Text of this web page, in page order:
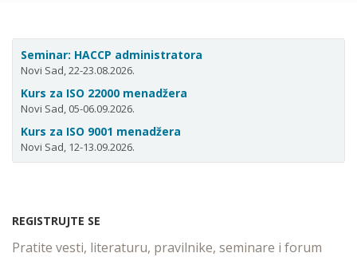
Seminar: HACCP administratora
Novi Sad, 22-23.08.2026.
Kurs za ISO 22000 menadžera
Novi Sad, 05-06.09.2026.
Kurs za ISO 9001 menadžera
Novi Sad, 12-13.09.2026.
REGISTRUJTE SE
Pratite vesti, literaturu, pravilnike, seminare i forum